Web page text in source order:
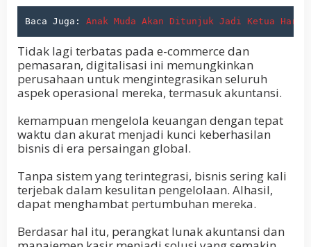
Baca Juga: Anak Muda Akan Ditunjuk Jadi Ketua Harian
Tidak lagi terbatas pada e-commerce dan
pemasaran, digitalisasi ini memungkinkan
perusahaan untuk mengintegrasikan seluruh
aspek operasional mereka, termasuk akuntansi.
kemampuan mengelola keuangan dengan tepat
waktu dan akurat menjadi kunci keberhasilan
bisnis di era persaingan global.
Tanpa sistem yang terintegrasi, bisnis sering kali
terjebak dalam kesulitan pengelolaan. Alhasil,
dapat menghambat pertumbuhan mereka.
Berdasar hal itu, perangkat lunak akuntansi dan